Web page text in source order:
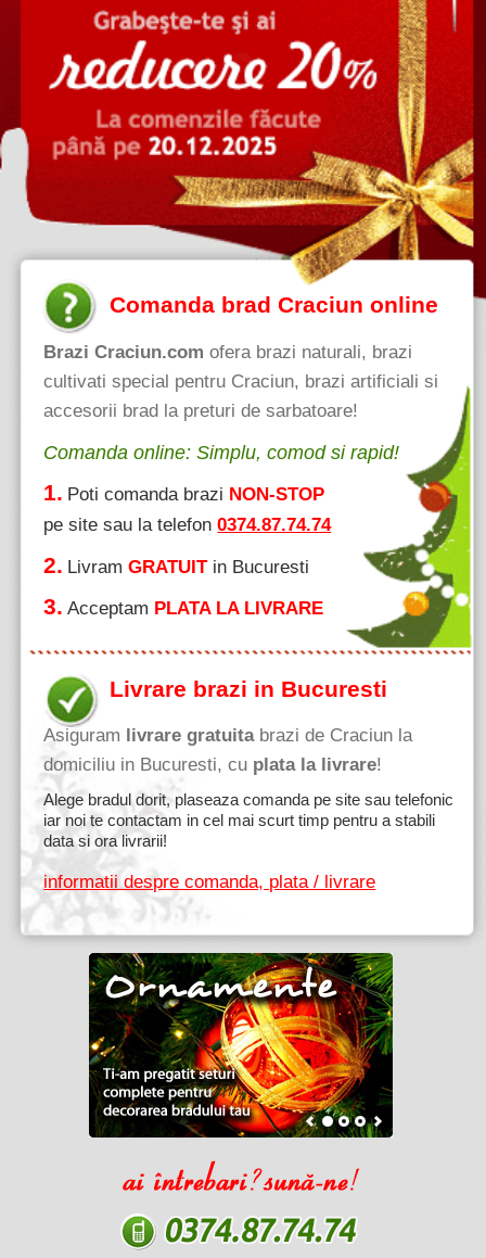
Comanda brad Craciun online
Brazi Craciun.com ofera brazi naturali, brazi
cultivati special pentru Craciun, brazi artificiali si
accesorii brad la preturi de sarbatoare!
Comanda online: Simplu, comod si rapid!
1. Poti comanda brazi NON-STOP
pe site sau la telefon0374.87.74.74
2. LivramGRATUITin Bucuresti
3. Acceptam PLATA LA LIVRARE
Livrare brazi in Bucuresti
Asiguram livrare gratuitabrazi de Craciun la
domiciliu in Bucuresti, cu plata la livrare!
Alege bradul dorit, plaseaza comanda pe site sau telefonic
iar noi te contactam in cel mai scurt timp pentru a stabili
data si ora livrarii!
informatii despre comanda, plata / livrare